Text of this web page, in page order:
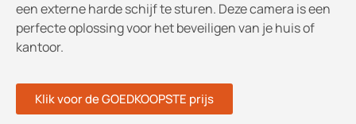
een externe harde schijf te sturen. Deze camera is een
perfecte oplossing voor het beveiligen van je huis of
kantoor.
Klik voor de GOEDKOOPSTE prijs